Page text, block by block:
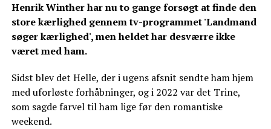
Henrik Winther har nu to gange forsøgt at finde den
store kærlighed gennem tv-programmet 'Landmand
søger kærlighed', men heldet har desværre ikke
været med ham.
Sidst blev det Helle, der i ugens afsnit sendte ham hjem
med uforløste forhåbninger, og i 2022 var det Trine,
som sagde farvel til ham lige før den romantiske
weekend.